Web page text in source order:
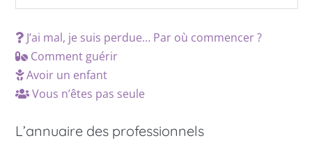
J’ai mal, je suis perdue… Par où commencer ?
Comment guérir
Avoir un enfant
Vous n’êtes pas seule
L’annuaire des professionnels